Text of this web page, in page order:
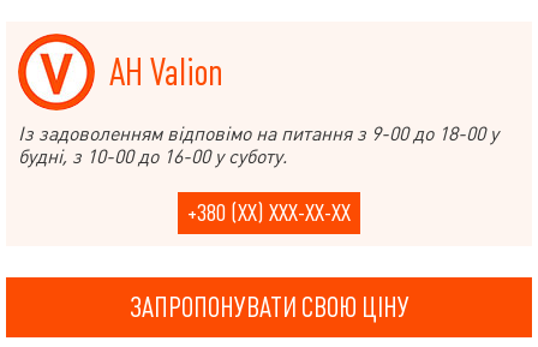
АН Valion
Із задоволенням відповімо на питання з 9-00 до 18-00 у
будні, з 10-00 до 16-00 у суботу.
+380 (XX) XXX-XX-XX
ЗАПРОПОНУВАТИ СВОЮ ЦІНУ